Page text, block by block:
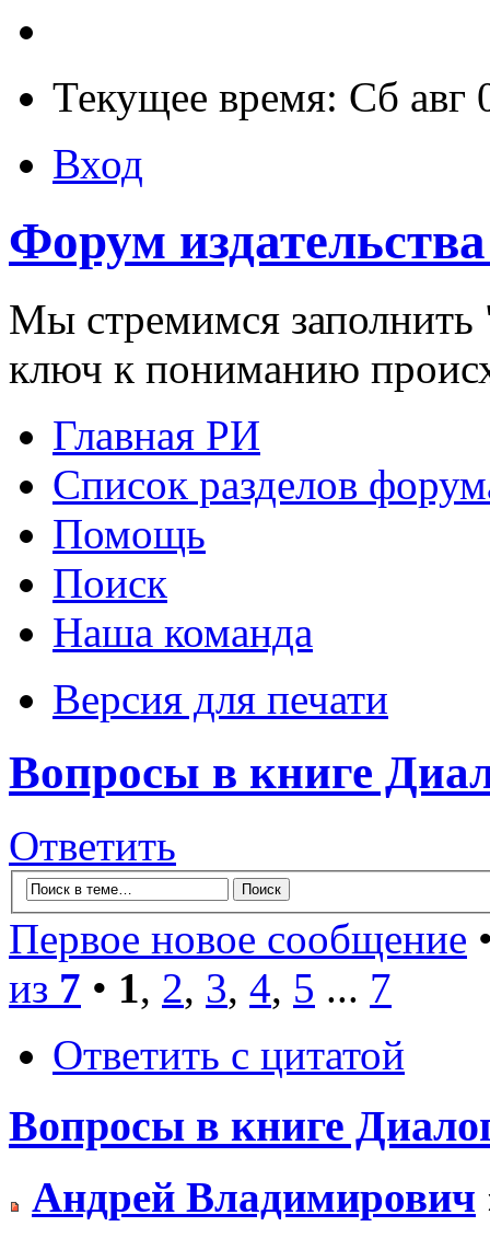
Текущее время: Сб авг
Вход
Форум
Мы стремимся заполнить
ключ к пониманию
Главная РИ
Список разделов
Помощь
Поиск
Наша команда
Версия для печати
Вопросы в книге
Ответить
Первое новое сообщение
из 7 • 1, 2, 3, 4, 5 ... 7
Ответить с цитатой
Вопросы в книге
Андрей Владимирович